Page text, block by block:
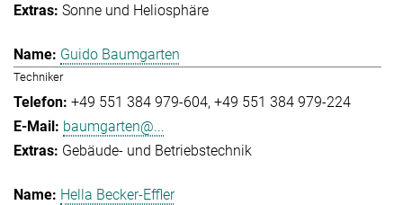
Sonne und Heliosphäre
Guido Baumgarten
Techniker
+49 551 384 979-604 +49 551 384 979-224
baumgarten@...
Gebäude- und Betriebstechnik
Hella Becker-Effler